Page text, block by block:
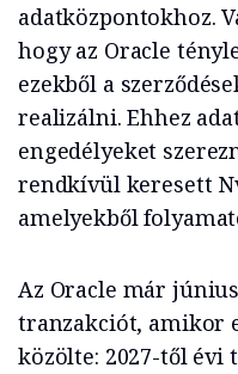
adatközpontokhoz.
hogy az Oracle
ezekből a
realizálni. Ehhez
engedélyeket
rendkívül keresett
amelyekből
Az Oracle már
tranzakciót, amikor
közölte: 2027-től